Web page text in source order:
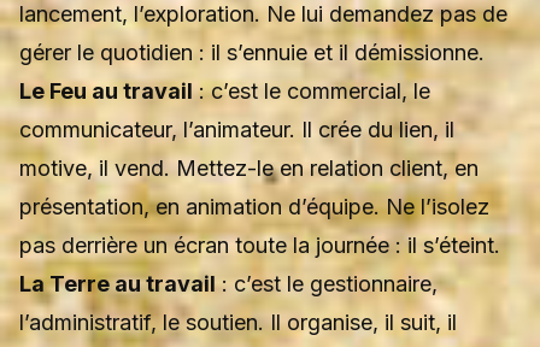
lancement, l’exploration. Ne lui demandez pas de
gérer le quotidien : il s’ennuie et il démissionne.
Le Feu au travail: c’est le commercial, le
communicateur, l’animateur. Il crée du lien, il
motive, il vend. Mettez-le en relation client, en
présentation, en animation d’équipe. Ne l’isolez
pas derrière un écran toute la journée : il s’éteint.
La Terre au travail : c’est le gestionnaire,
l’administratif, le soutien. Il organise, il suit, il